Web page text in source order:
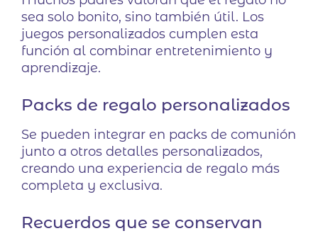
sea solo bonito, sino también útil. Los
juegos personalizados cumplen esta
función al combinar entretenimiento y
aprendizaje.
Packs de regalo personalizados
Se pueden integrar en packs de comunión
junto a otros detalles personalizados,
creando una experiencia de regalo más
completa y exclusiva.
Recuerdos que se conservan